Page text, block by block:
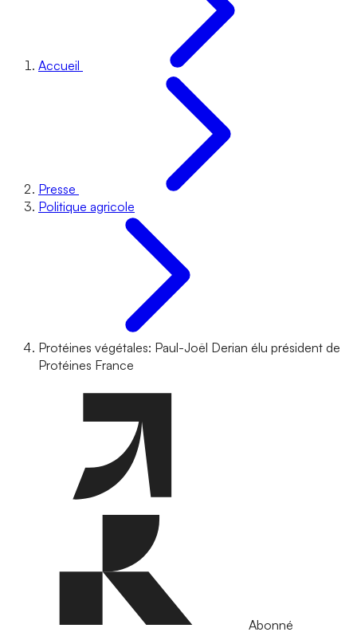
Accueil
Presse
Politique agricole
Protéines végétales: Paul-Joël Derian élu président de
Protéines France
Abonné